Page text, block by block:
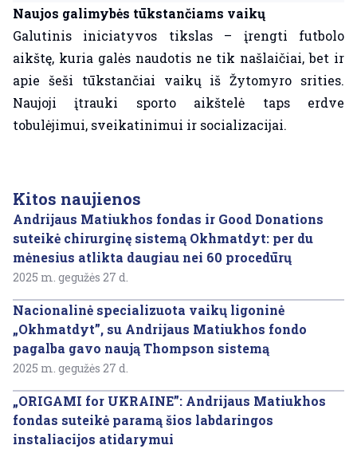
Naujos galimybės tūkstančiams vaikų
Galutinis iniciatyvos tikslas – įrengti futbolo
aikštę, kuria galės naudotis ne tik našlaičiai, bet ir
apie šeši tūkstančiai vaikų iš Žytomyro srities.
Naujoji įtrauki sporto aikštelė taps erdve
tobulėjimui, sveikatinimui ir socializacijai.
Kitos naujienos
Andrijaus Matiukhos fondas ir Good Donations
suteikė chirurginę sistemą Okhmatdyt: per du
mėnesius atlikta daugiau nei 60 procedūrų
2025 m. gegužės 27 d.
Nacionalinė specializuota vaikų ligoninė
„Okhmatdyt”, su Andrijaus Matiukhos fondo
pagalba gavo naują Thompson sistemą
2025 m. gegužės 27 d.
„ORIGAMI for UKRAINE”: Andrijaus Matiukhos
fondas suteikė paramą šios labdaringos
instaliacijos atidarymui